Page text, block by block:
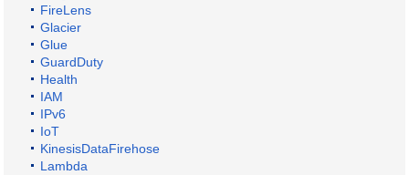
FireLens
Glacier
Glue
GuardDuty
Health
IAM
IPv6
IoT
KinesisDataFirehose
Lambda